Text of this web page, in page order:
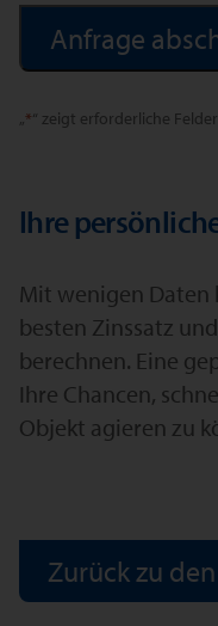
„*“ zeigt erforderliche
Ihre
Mit wenigen Daten
besten Zinssatz
berechnen. Eine
Ihre Chancen,
Objekt agieren zu
Zurück zu